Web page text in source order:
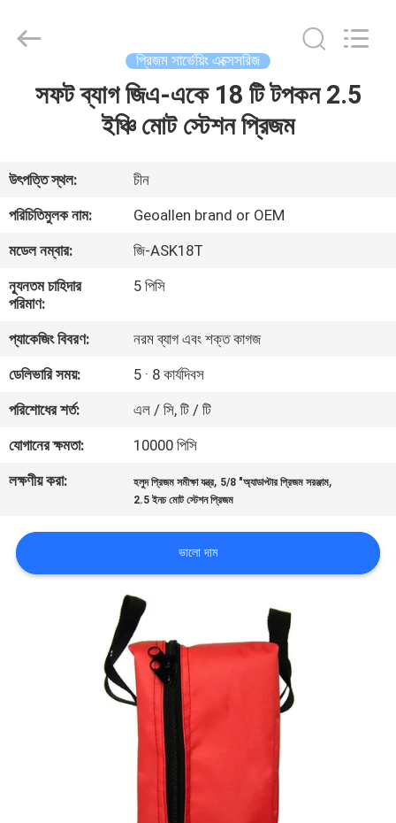
আমাদের
সম্পর্কে
কারখানা
ভ্রমণ
মান
নিয়ন্ত্রণ
যোগাযোগ
খবর
ALLEN
CO.,LTD..
প্রিজম সার্ভেয়িং এক্সেসরিজ
সফট ব্যাগ জিএ-একে 18 টি টপকন 2.5
ইঞ্চি মোট স্টেশন প্রিজম
উৎপত্তি স্থল:
চীন
পরিচিতিমুলক নাম:
Geoallen brand or OEM
মডেল নম্বার:
জি-ASK18T
ন্যূনতম চাহিদার
পরিমাণ:
5 পিসি
প্যাকেজিং বিবরণ:
নরম ব্যাগ এবং শক্ত কাগজ
ডেলিভারি সময়:
5 · 8 কার্যদিবস
পরিশোধের শর্ত:
এল / সি, টি / টি
যোগানের ক্ষমতা:
10000 পিসি
লক্ষণীয় করা:
হলুদ প্রিজম সমীক্ষা যন্ত্র, 5/8 "অ্যাডাপ্টার প্রিজম সরঞ্জাম,
2.5 ইনচ মোট স্টেশন প্রিজম
ভালো দাম